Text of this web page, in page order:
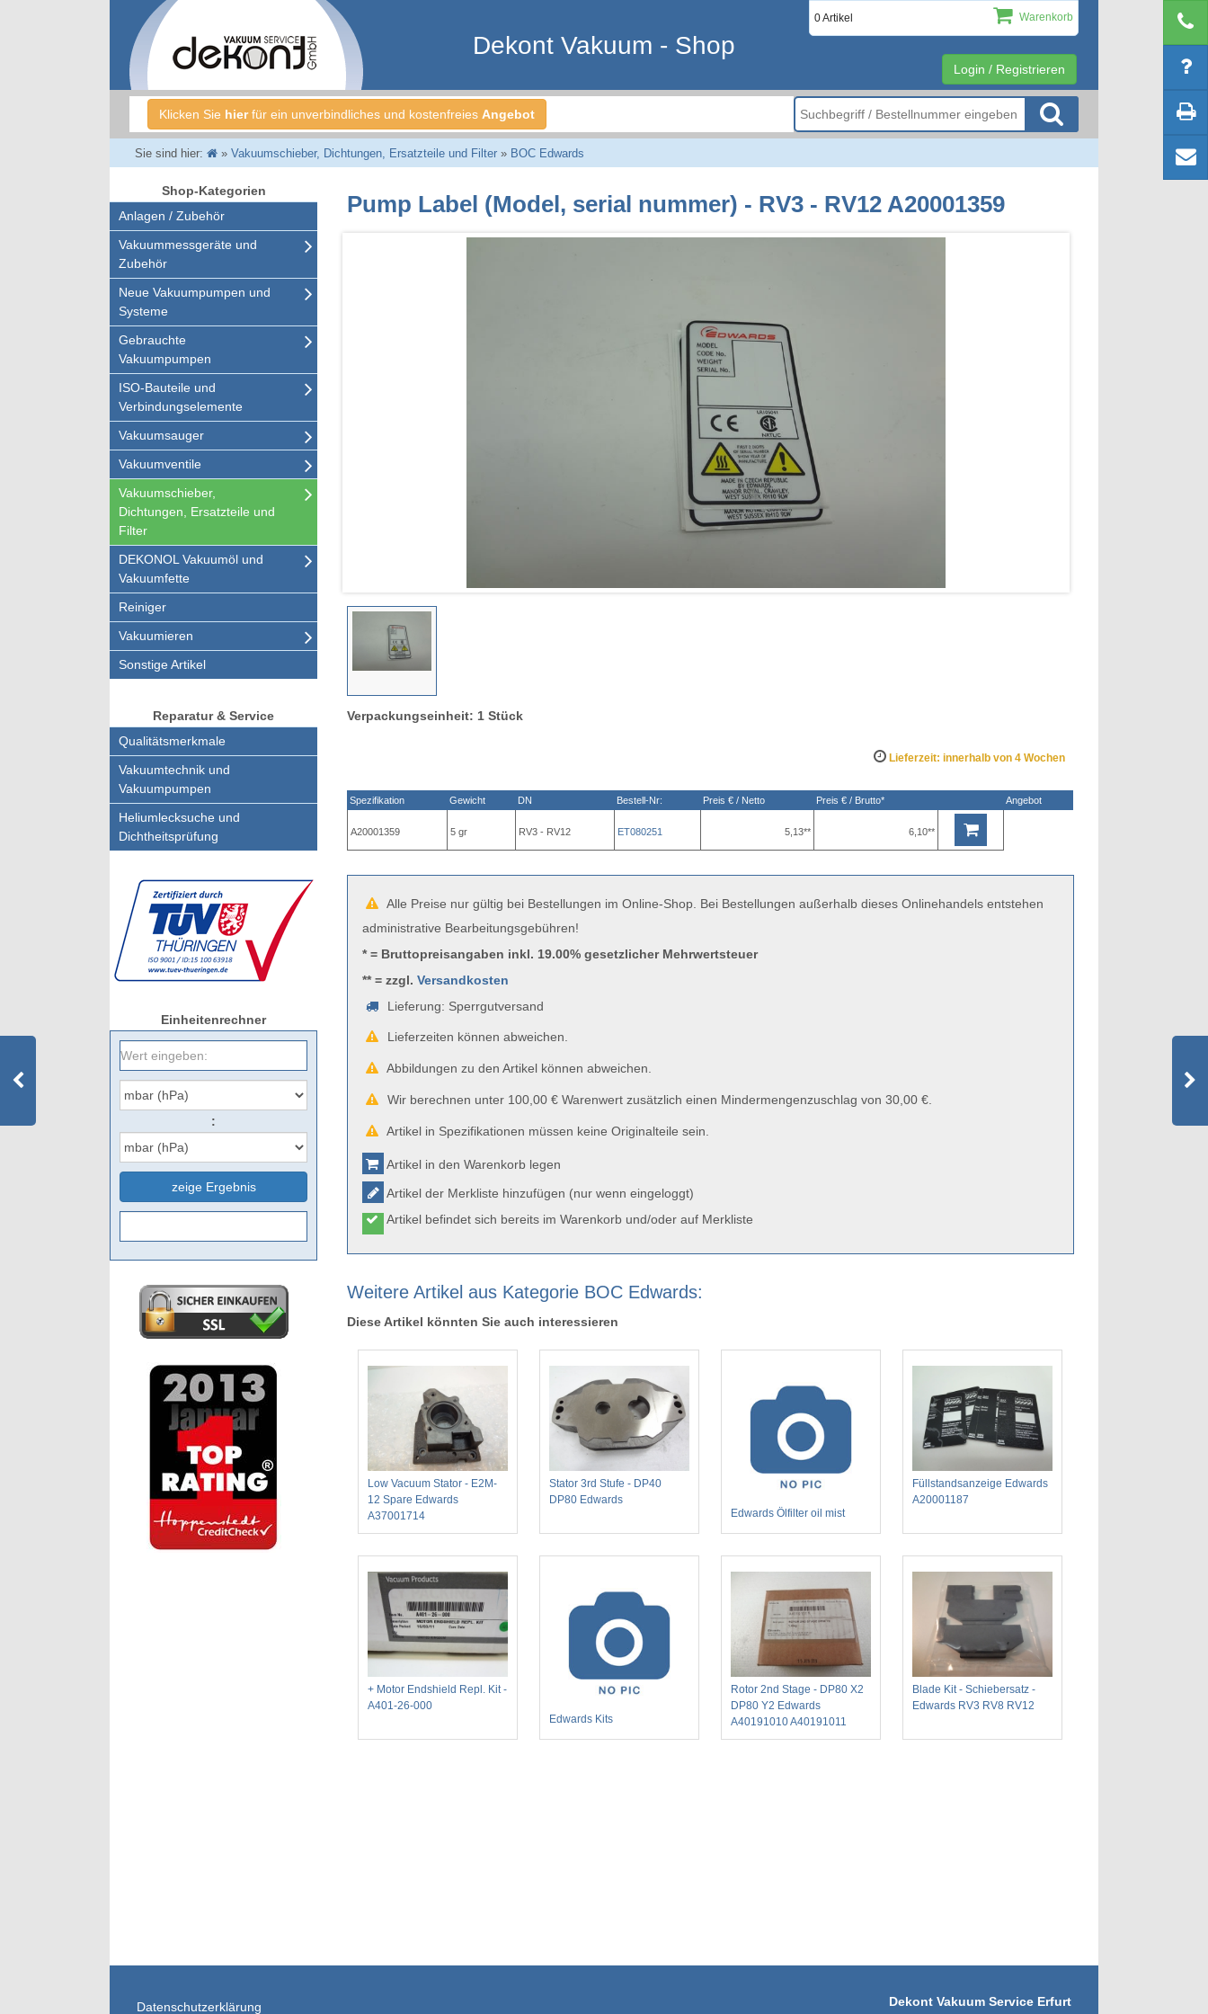
Login / Registrieren
0 Artikel Warenkorb
Dekont Vakuum - Shop
Klicken Sie hierfür ein unverbindliches und kostenfreies Angebot
Sie sind hier: » Vakuumschieber, Dichtungen, Ersatzteile und Filter» BOC Edwards
Shop-Kategorien
Anlagen / Zubehör
Vakuummessgeräte und
Zubehör
Neue Vakuumpumpen und
Systeme
Gebrauchte
Vakuumpumpen
ISO-Bauteile und
Verbindungselemente
Vakuumsauger
Vakuumventile
Vakuumschieber,
Dichtungen, Ersatzteile und
Filter
DEKONOL Vakuumöl und
Vakuumfette
Reiniger
Vakuumieren
Sonstige Artikel
Reparatur & Service
Qualitätsmerkmale
Vakuumtechnik und
Vakuumpumpen
Heliumlecksuche und
Dichtheitsprüfung
Einheitenrechner
:
zeige Ergebnis
Pump Label (Model, serial nummer) - RV3 - RV12 A20001359
Verpackungseinheit: 1 Stück
Lieferzeit: innerhalb von 4 Wochen
Spezifikation Gewicht DN Bestell-Nr: Preis € / Netto Preis € / Brutto* Angebot
A20001359 5 gr RV3 - RV12 ET080251 5,13** 6,10**
Alle Preise nur gültig bei Bestellungen im Online-Shop. Bei Bestellungen außerhalb dieses Onlinehandels entstehen
administrative Bearbeitungsgebühren!
* = Bruttopreisangaben inkl. 19.00% gesetzlicher Mehrwertsteuer
** = zzgl.Versandkosten
Lieferung: Sperrgutversand
Lieferzeiten können abweichen.
Abbildungen zu den Artikel können abweichen.
Wir berechnen unter 100,00 € Warenwert zusätzlich einen Mindermengenzuschlag von 30,00 €.
Artikel in Spezifikationen müssen keine Originalteile sein.
Artikel in den Warenkorb legen
Artikel der Merkliste hinzufügen (nur wenn eingeloggt)
Artikel befindet sich bereits im Warenkorb und/oder auf Merkliste
Weitere Artikel aus Kategorie BOC Edwards:
Diese Artikel könnten Sie auch interessieren
Low Vacuum Stator - E2M-
12 Spare Edwards
A37001714
Stator 3rd Stufe - DP40
DP80 Edwards
Edwards Ölfilter oil mist
Füllstandsanzeige Edwards
A20001187
+ Motor Endshield Repl. Kit -
A401-26-000
Edwards Kits
Rotor 2nd Stage - DP80 X2
DP80 Y2 Edwards
A40191010 A40191011
Blade Kit - Schiebersatz -
Edwards RV3 RV8 RV12
Datenschutzerklärung
Dekont Vakuum Service Erfurt